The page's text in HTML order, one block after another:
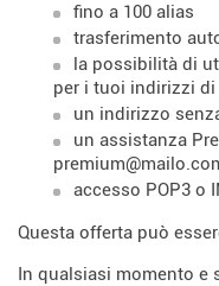
fino a 100 alias
trasferimento
la possibilità di
per i tuoi indirizzi
un indirizzo
un assistanza
accesso POP3 o
Questa offerta può
In qualsiasi momento e